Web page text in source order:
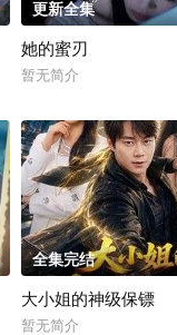
更新全集
她的蜜刃
暂无简介
全集完结
大小姐的神级保镖
暂无简介